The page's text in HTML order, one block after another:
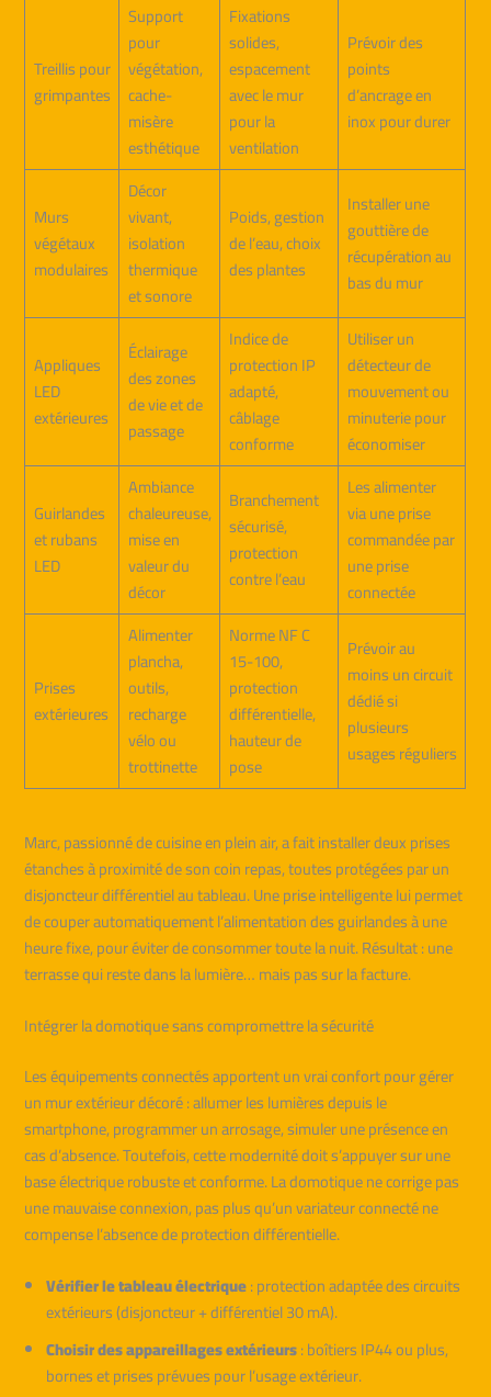
Treillis pour
grimpantes
Support
pour
végétation,
cache-
misère
esthétique
Fixations
solides,
espacement
avec le mur
pour la
ventilation
Prévoir des
points
d’ancrage en
inox pour durer
Murs
végétaux
modulaires
Décor
vivant,
isolation
thermique
et sonore
Poids, gestion
de l’eau, choix
des plantes
Installer une
gouttière de
récupération au
bas du mur
Appliques
LED
extérieures
Éclairage
des zones
de vie et de
passage
Indice de
protection IP
adapté,
câblage
conforme
Utiliser un
détecteur de
mouvement ou
minuterie pour
économiser
Guirlandes
et rubans
LED
Ambiance
chaleureuse,
mise en
valeur du
décor
Branchement
sécurisé,
protection
contre l’eau
Les alimenter
via une prise
commandée par
une prise
connectée
Prises
extérieures
Alimenter
plancha,
outils,
recharge
vélo ou
trottinette
Norme NF C
15-100,
protection
différentielle,
hauteur de
pose
Prévoir au
moins un circuit
dédié si
plusieurs
usages réguliers
Marc, passionné de cuisine en plein air, a fait installer deux prises
étanches à proximité de son coin repas, toutes protégées par un
disjoncteur différentiel au tableau. Une prise intelligente lui permet
de couper automatiquement l’alimentation des guirlandes à une
heure fixe, pour éviter de consommer toute la nuit. Résultat : une
terrasse qui reste dans la lumière… mais pas sur la facture.
Intégrer la domotique sans compromettre la sécurité
Les équipements connectés apportent un vrai confort pour gérer
un mur extérieur décoré : allumer les lumières depuis le
smartphone, programmer un arrosage, simuler une présence en
cas d’absence. Toutefois, cette modernité doit s’appuyer sur une
base électrique robuste et conforme. La domotique ne corrige pas
une mauvaise connexion, pas plus qu’un variateur connecté ne
compense l’absence de protection différentielle.
Vérifier le tableau électrique: protection adaptée des circuits
extérieurs (disjoncteur + différentiel 30 mA).
Choisir des appareillages extérieurs: boîtiers IP44 ou plus,
bornes et prises prévues pour l’usage extérieur.